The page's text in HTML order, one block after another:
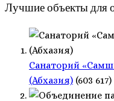
Лучшие объекты для
Санаторий
(Абхазия) (603 617)